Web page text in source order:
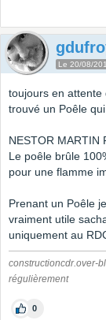
Le 20/08/
toujours en
trouvé un Poêle
NESTOR MARTIN
Le poêle brûle
pour une flamme
Prenant un Poêle
vraiment utile
uniquement au
constructioncdr.over-
régulièrement
0